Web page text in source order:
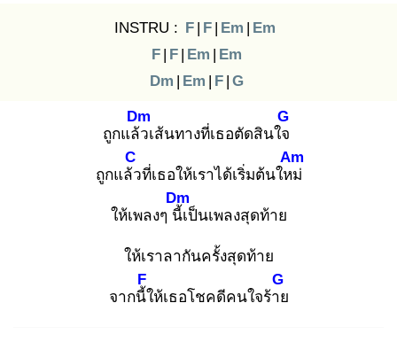
INSTRU : F | F | Em | Em
F | F | Em | Em
Dm | Em | F | G
ถูกแล้ว
Dm
เส้นทางที่เธอตัดสินใจ
G
ถูกแล้ว
C
ที่เธอให้เราได้เริ่มต้นใหม่
Am
ให้เพลงๆ นี้เ
Dm
ป็นเพลงสุดท้าย
ให้เราลากันครั้งสุดท้าย
จากนี้ใ
F
ห้เธอโชคดีคนใจร้าย
G